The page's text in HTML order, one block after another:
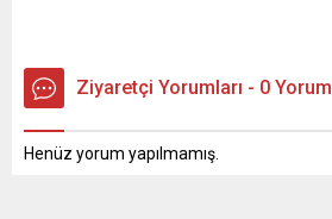
Ziyaretçi Yorumları - 0 Yorum
Henüz yorum yapılmamış.